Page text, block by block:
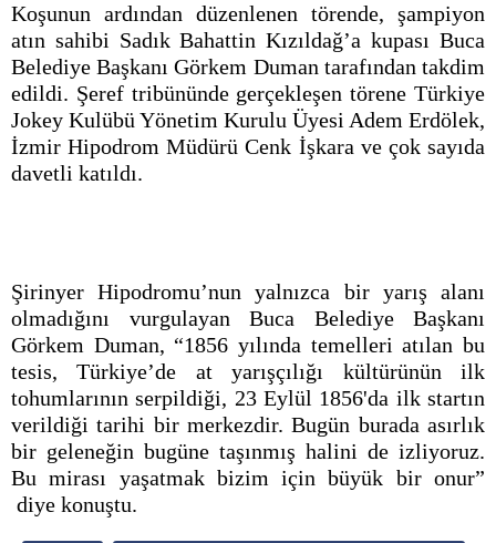
Koşunun ardından düzenlenen törende, şampiyon
atın sahibi Sadık Bahattin Kızıldağ’a kupası Buca
Belediye Başkanı Görkem Duman tarafından takdim
edildi. Şeref tribününde gerçekleşen törene Türkiye
Jokey Kulübü Yönetim Kurulu Üyesi Adem Erdölek,
İzmir Hipodrom Müdürü Cenk İşkara ve çok sayıda
davetli katıldı.
Şirinyer Hipodromu’nun yalnızca bir yarış alanı
olmadığını vurgulayan Buca Belediye Başkanı
Görkem Duman, “1856 yılında temelleri atılan bu
tesis, Türkiye’de at yarışçılığı kültürünün ilk
tohumlarının serpildiği, 23 Eylül 1856'da ilk startın
verildiği tarihi bir merkezdir. Bugün burada asırlık
bir geleneğin bugüne taşınmış halini de izliyoruz.
Bu mirası yaşatmak bizim için büyük bir onur”
diye konuştu.